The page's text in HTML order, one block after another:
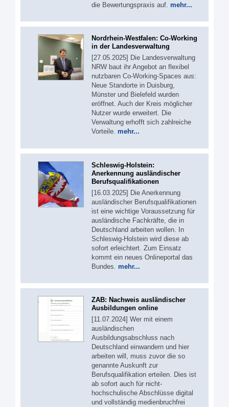
die Bewertungspraxis auf. mehr...
Nordrhein-Westfalen: Co-Working
in der Landesverwaltung
[27.05.2025] Die Landesverwaltung
NRW baut ihr Angebot an flexibel
nutzbaren Co-Working-Spaces aus:
Neue Standorte in Duisburg,
Münster und Bielefeld wurden
eröffnet. Auch der Kreis möglicher
Nutzer wurde erweitert. Die
Verwaltung erhofft sich zahlreiche
Vorteile. mehr...
Schleswig-Holstein:
Anerkennung ausländischer
Berufsqualifikationen
[16.03.2025] Die Anerkennung
ausländischer Berufsqualifikationen
ist eine wichtige Voraussetzung für
ausländische Fachkräfte, die in
Deutschland arbeiten wollen. In
Schleswig-Holstein wird diese ab
sofort erleichtert. Zum Einsatz
kommt ein neues Onlineportal das
Bundes. mehr...
ZAB: Nachweis ausländischer
Ausbildungen online
[11.07.2024] Wer mit einem
ausländischen
Ausbildungsabschluss nach
Deutschland einwandern und hier
arbeiten will, muss zuvor die so
genannte Auskunft zur
Berufsqualifikation erteilen. Dies ist
ab sofort auch für nicht-
hochschulische Abschlüsse digital
und vollständig medienbruchfrei